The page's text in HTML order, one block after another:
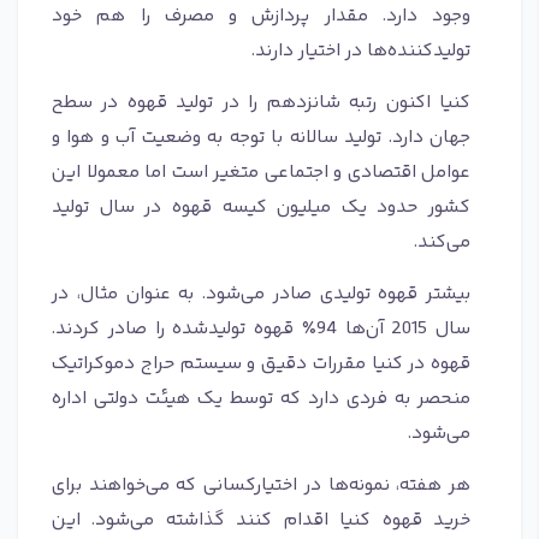
وجود دارد. مقدار پردازش و مصرف را هم خود
تولیدکننده‌ها در اختیار دارند.
کنیا اکنون رتبه شانزدهم را در تولید قهوه در سطح
جهان دارد. تولید سالانه با توجه به وضعیت آب و هوا و
عوامل اقتصادی و اجتماعی متغیر است اما معمولا این
کشور حدود یک میلیون کیسه قهوه در سال تولید
می‌کند.
بیشتر قهوه تولیدی صادر می‌شود. به عنوان مثال، در
سال 2015 آن‌ها 94٪ قهوه تولیدشده را صادر کردند.
قهوه در کنیا مقررات دقیق و سیستم حراج دموکراتیک
منحصر به فردی دارد که توسط یک هیئت دولتی اداره
می‌شود.
هر هفته، نمونه‌ها در اختیارکسانی که می‌خواهند برای
خرید قهوه کنیا اقدام کنند گذاشته می‌شود. این